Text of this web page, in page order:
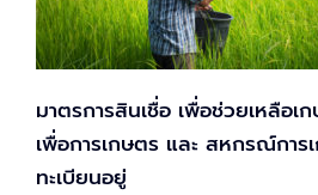
มาตรการสินเชื่อ เพื่อช่วยเหลือเ
เพื่อการเกษตร และ สหกรณ์การ
ทะเบียนอยู่